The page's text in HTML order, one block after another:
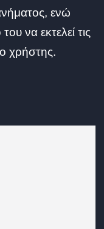
ενώ
να εκτελεί τις
χρήστης.